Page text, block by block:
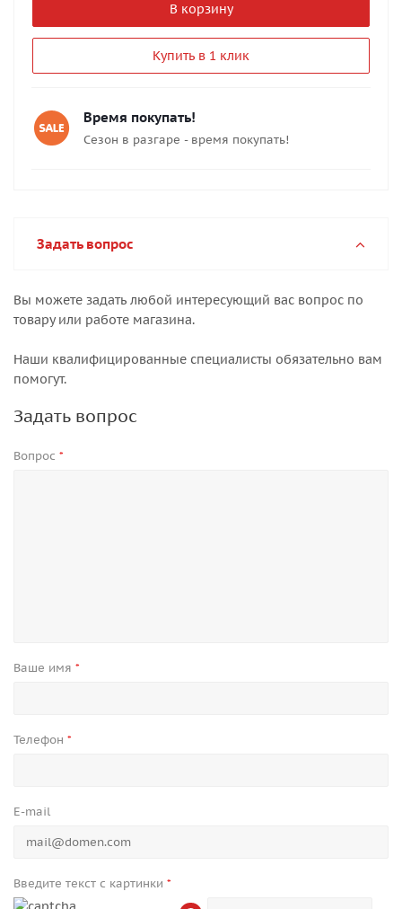
В корзину
Купить в 1 клик
Время покупать!
Сезон в разгаре - время покупать!
Задать вопрос
Вы можете задать любой интересующий вас вопрос по
товару или работе магазина.
Наши квалифицированные специалисты обязательно вам
помогут.
Задать вопрос
Вопрос *
Ваше имя *
Телефон *
E-mail
Введите текст с картинки *